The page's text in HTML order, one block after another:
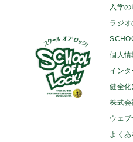
入学の
ラジ
個人情
イン
健全
株式
ウェ
よく